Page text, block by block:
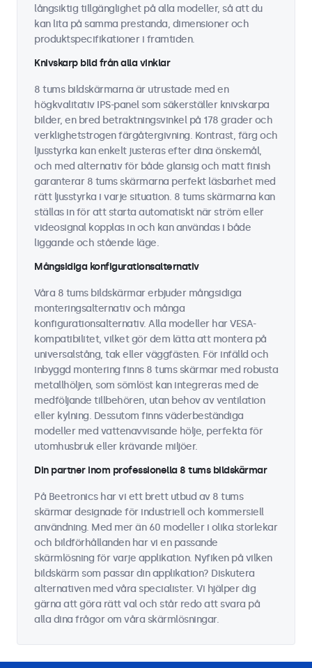
långsiktig tillgänglighet på alla modeller, så att du
kan lita på samma prestanda, dimensioner och
produktspecifikationer i framtiden.
Knivskarp bild från alla vinklar
8 tums bildskärmarna är utrustade med en
högkvalitativ IPS-panel som säkerställer knivskarpa
bilder, en bred betraktningsvinkel på 178 grader och
verklighetstrogen färgåtergivning. Kontrast, färg och
ljusstyrka kan enkelt justeras efter dina önskemål,
och med alternativ för både glansig och matt finish
garanterar 8 tums skärmarna perfekt läsbarhet med
rätt ljusstyrka i varje situation. 8 tums skärmarna kan
ställas in för att starta automatiskt när ström eller
videosignal kopplas in och kan användas i både
liggande och stående läge.
Mångsidiga konfigurationsalternativ
Våra 8 tums bildskärmar erbjuder mångsidiga
monteringsalternativ och många
konfigurationsalternativ. Alla modeller har VESA-
kompatibilitet, vilket gör dem lätta att montera på
universalstång, tak eller väggfästen. För infälld och
inbyggd montering finns 8 tums skärmar med robusta
metallhöljen, som sömlöst kan integreras med de
medföljande tillbehören, utan behov av ventilation
eller kylning. Dessutom finns väderbeständiga
modeller med vattenavvisande hölje, perfekta för
utomhusbruk eller krävande miljöer.
Din partner inom professionella 8 tums bildskärmar
På Beetronics har vi ett brett utbud av 8 tums
skärmar designade för industriell och kommersiell
användning. Med mer än 60 modeller i olika storlekar
och bildförhållanden har vi en passande
skärmlösning för varje applikation. Nyfiken på vilken
bildskärm som passar din applikation? Diskutera
alternativen med våra specialister. Vi hjälper dig
gärna att göra rätt val och står redo att svara på
alla dina frågor om våra skärmlösningar.